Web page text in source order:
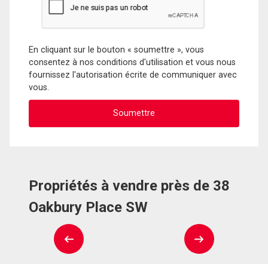
En cliquant sur le bouton « soumettre », vous
consentez à nos conditions d'utilisation et vous nous
fournissez l'autorisation écrite de communiquer avec
vous.
Propriétés à vendre près de 38
Oakbury Place SW